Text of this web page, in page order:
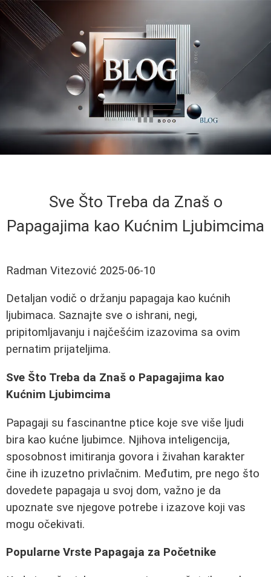
Sve Što Treba da Znaš o
Papagajima kao Kućnim Ljubimcima
Radman Vitezović 2025-06-10
Detaljan vodič o držanju papagaja kao kućnih
ljubimaca. Saznajte sve o ishrani, negi,
pripitomljavanju i najčešćim izazovima sa ovim
pernatim prijateljima.
Sve Što Treba da Znaš o Papagajima kao
Kućnim Ljubimcima
Papagaji su fascinantne ptice koje sve više ljudi
bira kao kućne ljubimce. Njihova inteligencija,
sposobnost imitiranja govora i živahan karakter
čine ih izuzetno privlačnim. Međutim, pre nego što
dovedete papagaja u svoj dom, važno je da
upoznate sve njegove potrebe i izazove koji vas
mogu očekivati.
Popularne Vrste Papagaja za Početnike